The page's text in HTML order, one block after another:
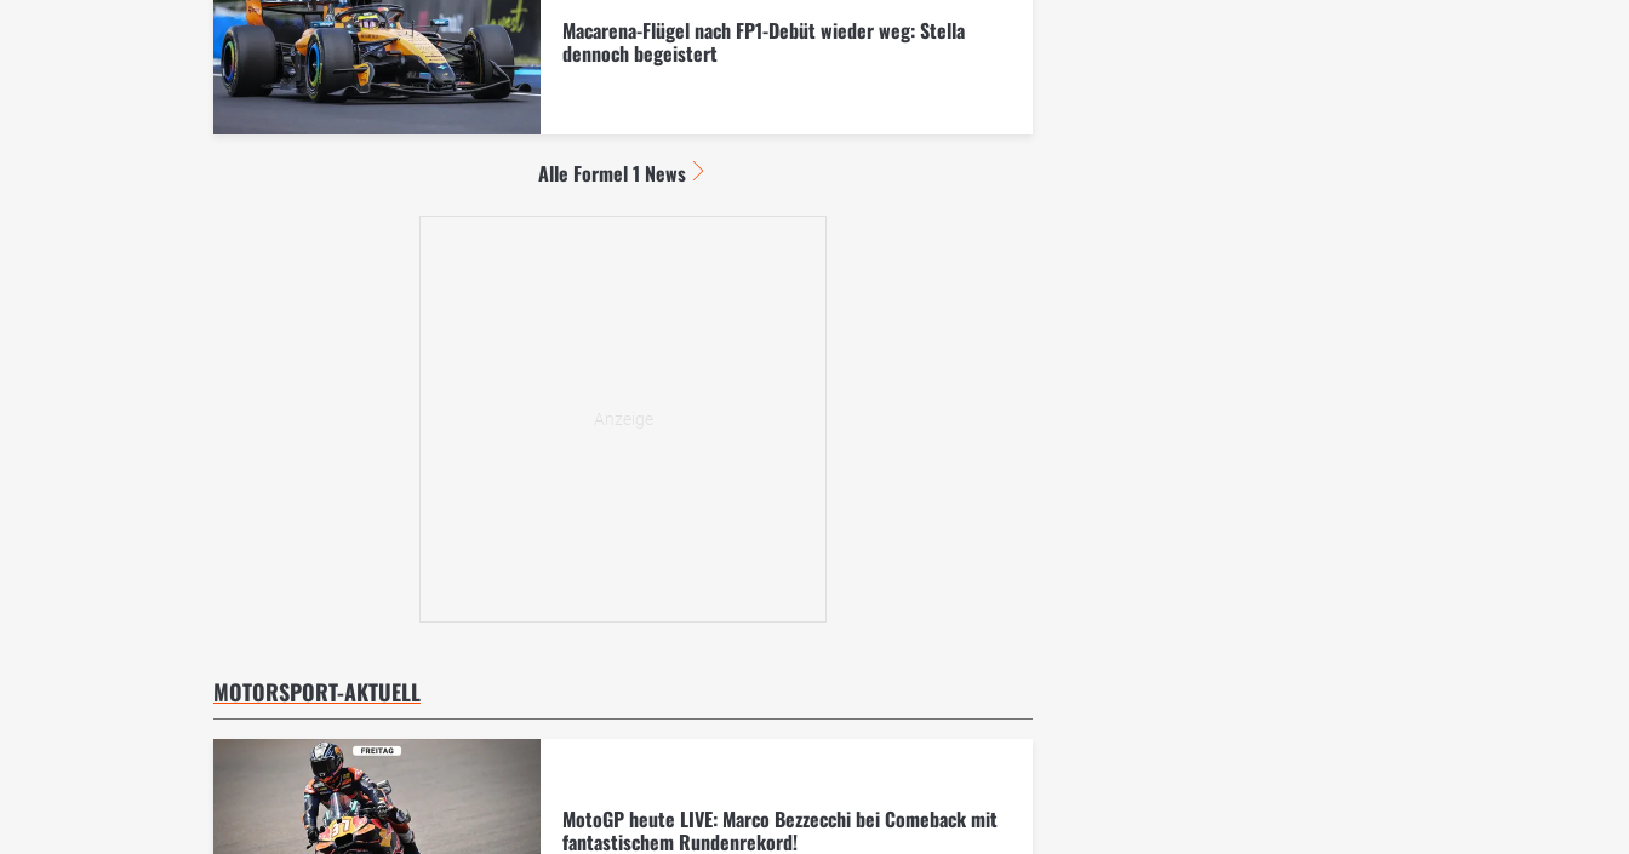
Macarena-Flügel nach FP1-Debüt wieder weg: Stella
dennoch begeistert
Alle Formel 1 News
MOTORSPORT-AKTUELL
MotoGP heute LIVE: Marco Bezzecchi bei Comeback mit
fantastischem Rundenrekord!